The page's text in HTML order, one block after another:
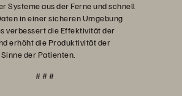
Systeme aus der Ferne und schnell
in einer sicheren Umgebung
verbessert die Effektivität der
erhöht die Produktivität der
der Patienten.
# # #